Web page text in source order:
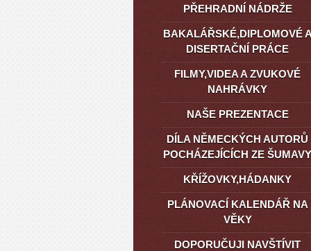
PŘEHRADNÍ NÁDRŽE
BAKALÁŘSKÉ,DIPLOMOVÉ
DISERTAČNÍ PRÁCE
FILMY,VIDEA A ZVUKOVÉ
NAHRÁVKY
NAŠE PREZENTACE
DÍLA NĚMECKÝCH AUTORŮ
POCHÁZEJÍCÍCH ZE ŠUMAVY
KŘÍŽOVKY,HÁDANKY
PLÁNOVACÍ KALENDÁŘ NA
VĚKY
DOPORUČUJI NAVŠTÍVIT